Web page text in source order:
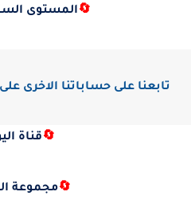
🔄المستوى
تابعنا على حساباتنا الاخرى
🔄قناة
🔄مجموعة